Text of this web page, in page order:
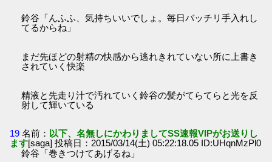
鈴谷「んふふ、気持ちいいでしょ。毎日バッチリ手入れし
てるからね」
まだ先ほどの射精の快感から逃れきれていない所に上書き
されていく快楽
精液と先走り汁で汚れていく鈴谷の髪がてらてらと光を反
射して輝いている
19 名前： 以下、名無しにかわりましてSS速報VIPがお送りし
ます[saga] 投稿日：2015/03/14(土) 05:22:18.05 ID:UHqnMzPl0
鈴谷「巻きつけてあげるね」